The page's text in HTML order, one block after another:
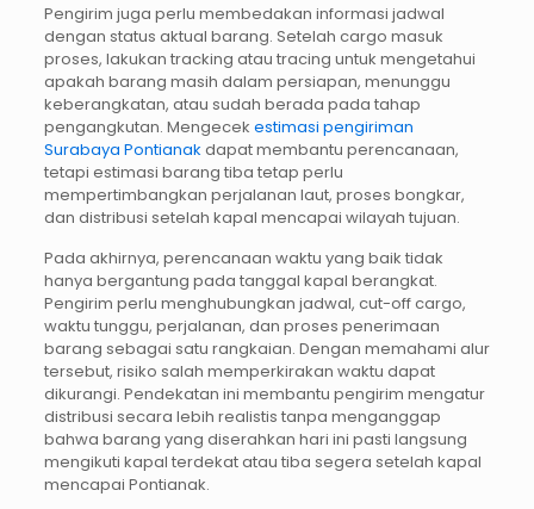
Pengirim juga perlu membedakan informasi jadwal
dengan status aktual barang. Setelah cargo masuk
proses, lakukan tracking atau tracing untuk mengetahui
apakah barang masih dalam persiapan, menunggu
keberangkatan, atau sudah berada pada tahap
pengangkutan. Mengecek estimasi pengiriman
Surabaya Pontianak dapat membantu perencanaan,
tetapi estimasi barang tiba tetap perlu
mempertimbangkan perjalanan laut, proses bongkar,
dan distribusi setelah kapal mencapai wilayah tujuan.
Pada akhirnya, perencanaan waktu yang baik tidak
hanya bergantung pada tanggal kapal berangkat.
Pengirim perlu menghubungkan jadwal, cut-off cargo,
waktu tunggu, perjalanan, dan proses penerimaan
barang sebagai satu rangkaian. Dengan memahami alur
tersebut, risiko salah memperkirakan waktu dapat
dikurangi. Pendekatan ini membantu pengirim mengatur
distribusi secara lebih realistis tanpa menganggap
bahwa barang yang diserahkan hari ini pasti langsung
mengikuti kapal terdekat atau tiba segera setelah kapal
mencapai Pontianak.